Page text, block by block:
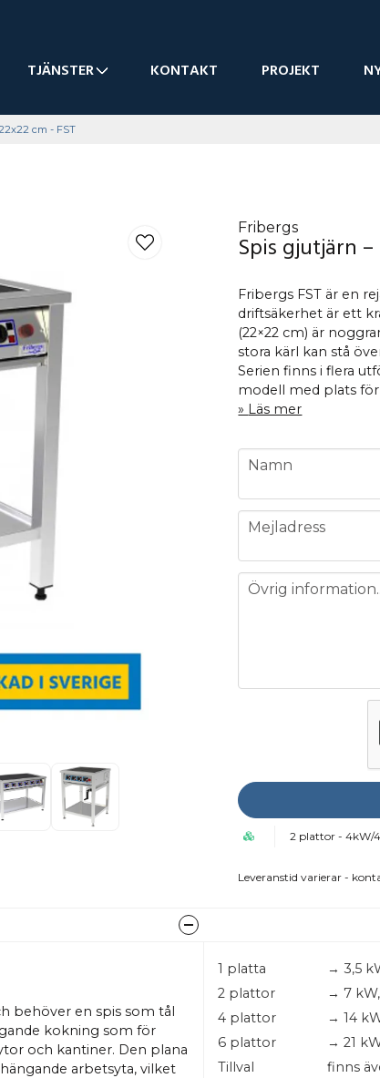
TJÄNSTER KONTAKT PROJEKT
cm - FST
Fribergs
Spis gjutjärn
Fribergs FST är en
driftsäkerhet är ett
(22×22 cm) är
stora kärl kan stå
Serien finns i flera
modell med plats
Läs mer
name
Namn
email
Mejladress
message
Övrig
2 plattor - 4kW/
Leveranstid varierar -
behöver en spis som tål
kokning som för
och kantiner. Den plana
arbetsyta, vilket
1 platta
→ 3,5
2 plattor
→ 7
4 plattor
→ 14
6 plattor
→ 21
Tillval
finns